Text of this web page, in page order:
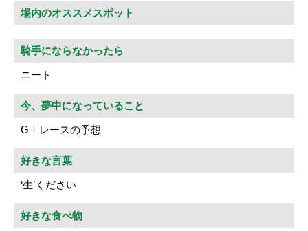
場内のオススメスポット
騎手にならなかったら
ニート
今、夢中になっていること
GⅠレースの予想
好きな言葉
‘生’ください
好きな食べ物